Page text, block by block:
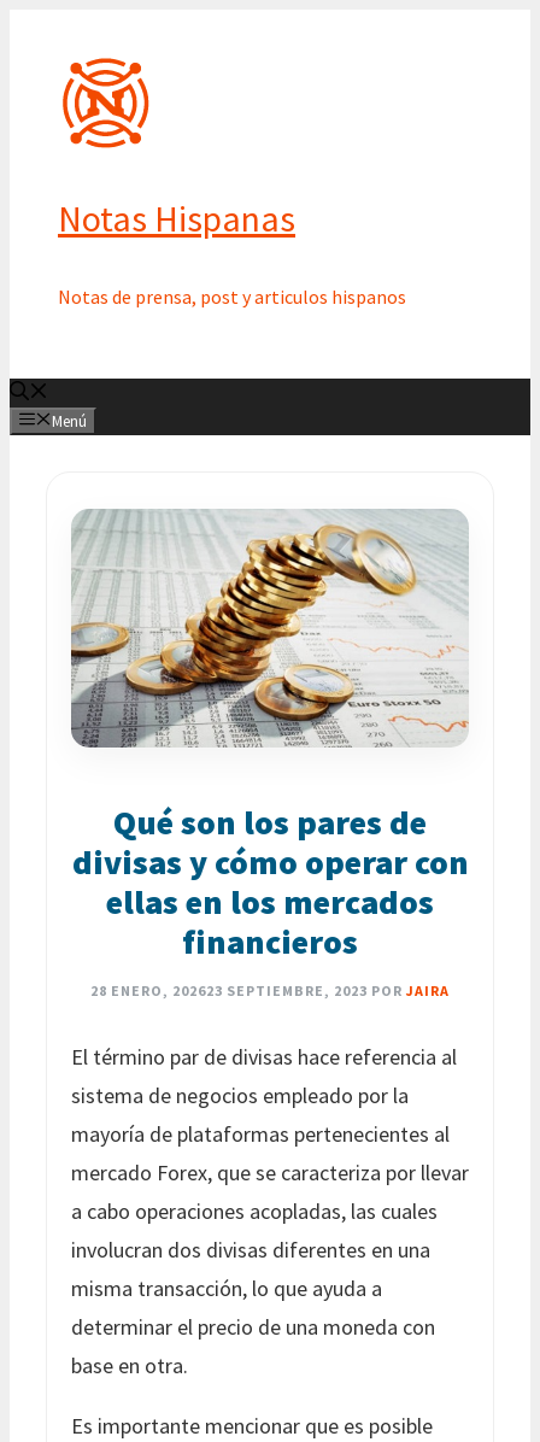
contenido
Notas Hispanas
Notas de prensa, post y articulos hispanos
Menú
Qué son los pares de
divisas y cómo operar con
ellas en los mercados
financieros
28 ENERO, 202623 SEPTIEMBRE, 2023 POR JAIRA
El término par de divisas hace referencia al
sistema de negocios empleado por la
mayoría de plataformas pertenecientes al
mercado Forex, que se caracteriza por llevar
a cabo operaciones acopladas, las cuales
involucran dos divisas diferentes en una
misma transacción, lo que ayuda a
determinar el precio de una moneda con
base en otra.
Es importante mencionar que es posible